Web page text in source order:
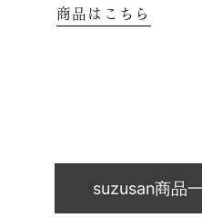
商品はこちら
suzusan商品